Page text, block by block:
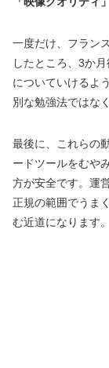
一度だけ、フラン
したところ、3か
についていけるよ
別な勉強法ではな
最後に、これらの
ードツールをむや
方が安全です。運
正規の範囲でうま
む近道になります。